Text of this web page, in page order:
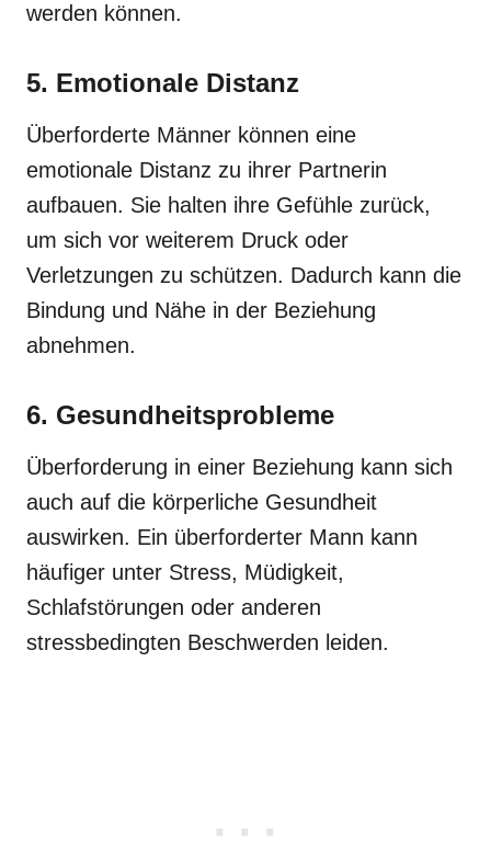
werden können.
5. Emotionale Distanz
Überforderte Männer können eine
emotionale Distanz zu ihrer Partnerin
aufbauen. Sie halten ihre Gefühle zurück,
um sich vor weiterem Druck oder
Verletzungen zu schützen. Dadurch kann die
Bindung und Nähe in der Beziehung
abnehmen.
6. Gesundheitsprobleme
Überforderung in einer Beziehung kann sich
auch auf die körperliche Gesundheit
auswirken. Ein überforderter Mann kann
häufiger unter Stress, Müdigkeit,
Schlafstörungen oder anderen
stressbedingten Beschwerden leiden.